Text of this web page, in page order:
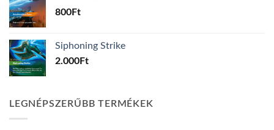
800Ft
Siphoning Strike
2.000Ft
LEGNÉPSZERŰBB TERMÉKEK